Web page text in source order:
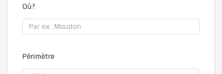
Où?
Périmètre